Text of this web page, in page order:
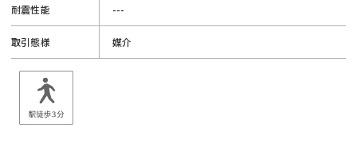
耐震性能 ---
取引態様 媒介